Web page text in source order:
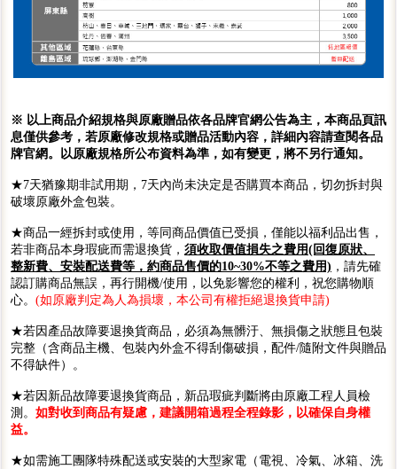
※ 以上商品介紹規格與原廠贈品依各品牌官網公告為主，本商品頁訊
息僅供參考，若原廠修改規格或贈品活動內容，詳細內容請查閱各品
牌官網。以原廠規格所公布資料為準，如有變更，將不另行通知。
★7天猶豫期非試用期，7天內尚未決定是否購買本商品，切勿拆封與
破壞原廠外盒包裝。
★商品一經拆封或使用，等同商品價值已受損，僅能以福利品出售，
若非商品本身瑕疵而需退換貨， 須收取價值損失之費用(回復原狀、
整新費、安裝配送費等，約商品售價的10~30%不等之費用) ，請先確
認訂購商品無誤，再行開機/使用，以免影響您的權利，祝您購物順
心。 (如原廠判定為人為損壞，本公司有權拒絕退換貨申請)
★若因產品故障要退換貨商品，必須為無髒汙、無損傷之狀態且包裝
完整（含商品主機、包裝內外盒不得刮傷破損，配件/隨附文件與贈品
不得缺件）。
★若因新品故障要退換貨商品，新品瑕疵判斷將由原廠工程人員檢
測。 如對收到商品有疑慮，建議開箱過程全程錄影，以確保自身權
益。
★如需施工團隊特殊配送或安裝的大型家電（電視、冷氣、冰箱、洗